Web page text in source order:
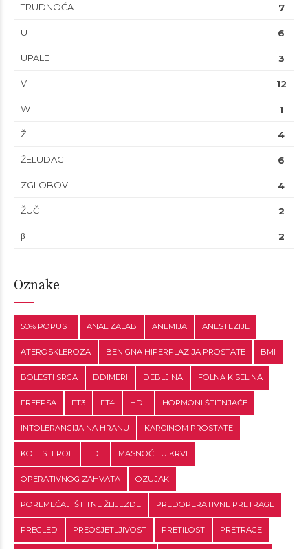
TRUDNOĆA 7
U 6
UPALE 3
V 12
W 1
Ž 4
ŽELUDAC 6
ZGLOBOVI 4
ŽUČ 2
β 2
Oznake
50% POPUST ANALIZALAB ANEMIJA ANESTEZIJE
ATEROSKLEROZA BENIGNA HIPERPLAZIJA PROSTATE BMI
BOLESTI SRCA DDIMERI DEBLJINA FOLNA KISELINA
FREEPSA FT3 FT4 HDL HORMONI ŠTITNJAČE
INTOLERANCIJA NA HRANU KARCINOM PROSTATE
KOLESTEROL LDL MASNOĆE U KRVI
OPERATIVNOG ZAHVATA OZUJAK
POREMEĆAJI ŠTITNE ŽLIJEZDE PREDOPERATIVNE PRETRAGE
PREGLED PREOSJETLJIVOST PRETILOST PRETRAGE